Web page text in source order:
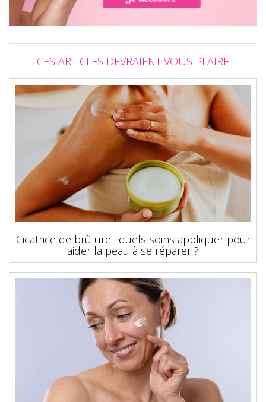
CES ARTICLES DEVRAIENT VOUS PLAIRE
Cicatrice de brûlure : quels soins appliquer pour
aider la peau à se réparer ?